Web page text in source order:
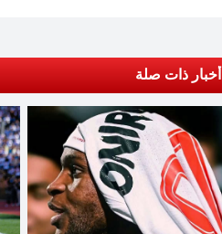
أخبار ذات صلة